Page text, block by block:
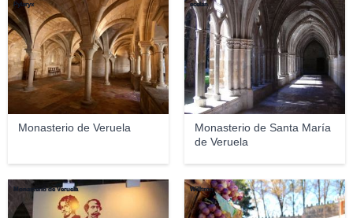
Monasterio de Veruela
Pylaryx
Monasterio de Santa María
de Veruela
ecelan
Monasterio de Veruela Willtron